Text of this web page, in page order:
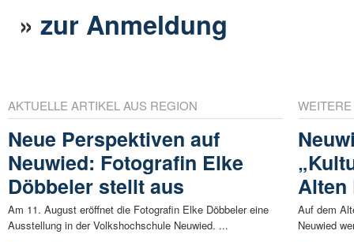
»zur Anmeldung
AKTUELLE ARTIKEL AUS REGION
Neue Perspektiven auf
Neuwied: Fotografin Elke
Döbbeler stellt aus
Am 11. August eröffnet die Fotografin Elke Döbbeler eine
Ausstellung in der Volkshochschule Neuwied. ...
Alten
Auf dem
Neuwied